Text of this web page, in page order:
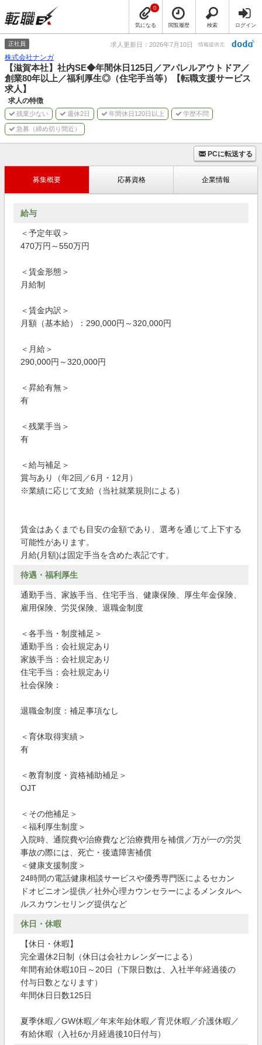
気になる
0
閲覧履歴 検索 ログイン
正社員 求人更新日：2026年7月10日 情報提供元
株式会社ナンガ
【滋賀本社】社内SE◆年間休日125日／アパレルアウトドア／
創業80年以上／福利厚生◎（住宅手当等）【転職支援サービス
求人】
求人の特徴
残業少ない 週休2日 年間休日120日以上 学歴不問
急募（締め切り間近）
PCに転送する
募集概要 応募資格 企業情報
給与
＜予定年収＞
470万円～550万円
＜賃金形態＞
月給制
＜賃金内訳＞
月額（基本給）：290,000円～320,000円
＜月給＞
290,000円～320,000円
＜昇給有無＞
有
＜残業手当＞
有
＜給与補足＞
賞与あり（年2回／6月・12月）
※業績に応じて支給（当社就業規則による）
賃金はあくまでも目安の金額であり、選考を通じて上下する
可能性があります。
月給(月額)は固定手当を含めた表記です。
待遇・福利厚生
通勤手当、家族手当、住宅手当、健康保険、厚生年金保険、
雇用保険、労災保険、退職金制度
＜各手当・制度補足＞
通勤手当：会社規定あり
家族手当：会社規定あり
住宅手当：会社規定あり
社会保険：
退職金制度：補足事項なし
＜育休取得実績＞
有
＜教育制度・資格補助補足＞
OJT
＜その他補足＞
＜福利厚生制度＞
入院時、通院費や治療費など治療費用を補償／万が一の労災
事故の際には、死亡・後遺障害補償
＜健康支援制度＞
24時間の電話健康相談サービスや優秀専門医によるセカン
ドオピニオン提供／社外心理カウンセラーによるメンタルヘ
ルスカウンセリング提供など
休日・休暇
【休日・休暇】
完全週休2日制（休日は会社カレンダーによる）
年間有給休暇10日～20日（下限日数は、入社半年経過後の
付与日数となります）
年間休日日数125日
夏季休暇／GW休暇／年末年始休暇／育児休暇／介護休暇／
有給休暇（入社6か月経過後10日付与）